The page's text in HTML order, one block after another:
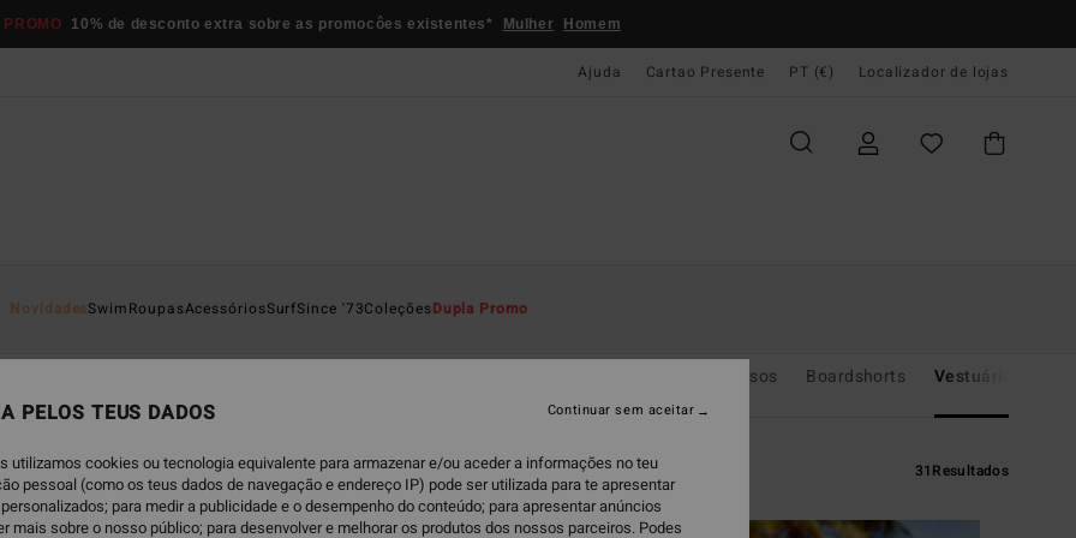
10% de desconto extra sobre as promocôes existentes* Mulher Homem
Ajuda Cartao Presente PT (€) Localizador de lojas
NovidadesSwimRoupasAcessóriosSurfSince '73ColeçõesDupla Promo
Fatos de Banho Lisos Boardshorts Vestuário de
31Resultados
PELOS TEUS DADOS
utilizamos cookies ou tecnologia equivalente para armazenar e/ou aceder a informações no teu
pessoal (como os teus dados de navegação e endereço IP) pode ser utilizada para te apresentar
para medir a publicidade e o desempenho do conteúdo; para apresentar anúncios
mais sobre o nosso público; para desenvolver e melhorar os produtos dos nossos parceiros. Podes
Continuar sem aceitar